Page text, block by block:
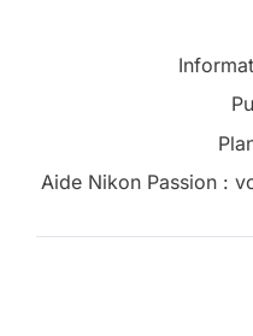
Aide Nikon Passion :